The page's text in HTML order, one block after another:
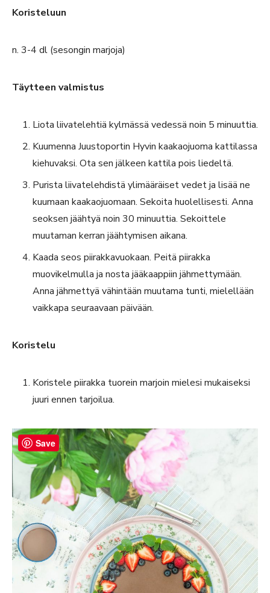
Koristeluun
n. 3-4 dl (sesongin marjoja)
Täytteen valmistus
Liota liivatelehtiä kylmässä vedessä noin 5 minuuttia.
Kuumenna Juustoportin Hyvin kaakaojuoma kattilassa
kiehuvaksi. Ota sen jälkeen kattila pois liedeltä.
Purista liivatelehdistä ylimääräiset vedet ja lisää ne
kuumaan kaakaojuomaan. Sekoita huolellisesti. Anna
seoksen jäähtyä noin 30 minuuttia. Sekoittele
muutaman kerran jäähtymisen aikana.
Kaada seos piirakkavuokaan. Peitä piirakka
muovikelmulla ja nosta jääkaappiin jähmettymään.
Anna jähmettyä vähintään muutama tunti, mielellään
vaikkapa seuraavaan päivään.
Koristelu
Koristele piirakka tuorein marjoin mielesi mukaiseksi
juuri ennen tarjoilua.
Save